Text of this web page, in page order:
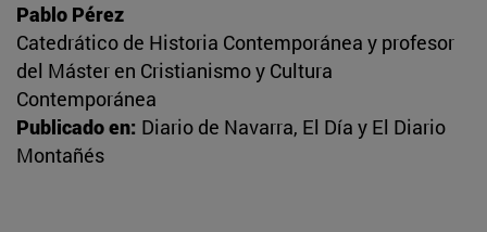
Pablo Pérez
Catedrático de Historia Contemporánea y profesor
del Máster en Cristianismo y Cultura
Contemporánea
Publicado en: Diario de Navarra, El Día y El Diario
Montañés